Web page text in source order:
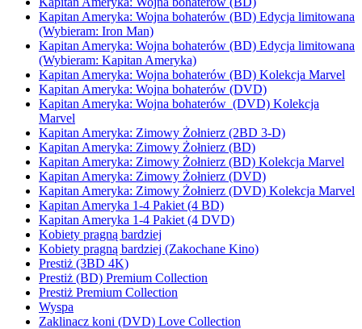
Kapitan Ameryka: Wojna bohaterów (BD) Edycja limitowana
(Wybieram: Iron Man)
Kapitan Ameryka: Wojna bohaterów (BD) Edycja limitowana
(Wybieram: Kapitan Ameryka)
Kapitan Ameryka: Wojna bohaterów (BD) Kolekcja Marvel
Kapitan Ameryka: Wojna bohaterów (DVD)
Kapitan Ameryka: Wojna bohaterów (DVD) Kolekcja
Marvel
Kapitan Ameryka: Zimowy Żołnierz (2BD 3-D)
Kapitan Ameryka: Zimowy Żołnierz (BD)
Kapitan Ameryka: Zimowy Żołnierz (BD) Kolekcja Marvel
Kapitan Ameryka: Zimowy Żołnierz (DVD)
Kapitan Ameryka: Zimowy Żołnierz (DVD) Kolekcja Marvel
Kapitan Ameryka 1-4 Pakiet (4 BD)
Kapitan Ameryka 1-4 Pakiet (4 DVD)
Kobiety pragną bardziej
Kobiety pragną bardziej (Zakochane Kino)
Prestiż (3BD 4K)
Prestiż (BD) Premium Collection
Prestiż Premium Collection
Wyspa
Zaklinacz koni (DVD) Love Collection